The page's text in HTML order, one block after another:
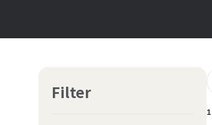
Filter
1